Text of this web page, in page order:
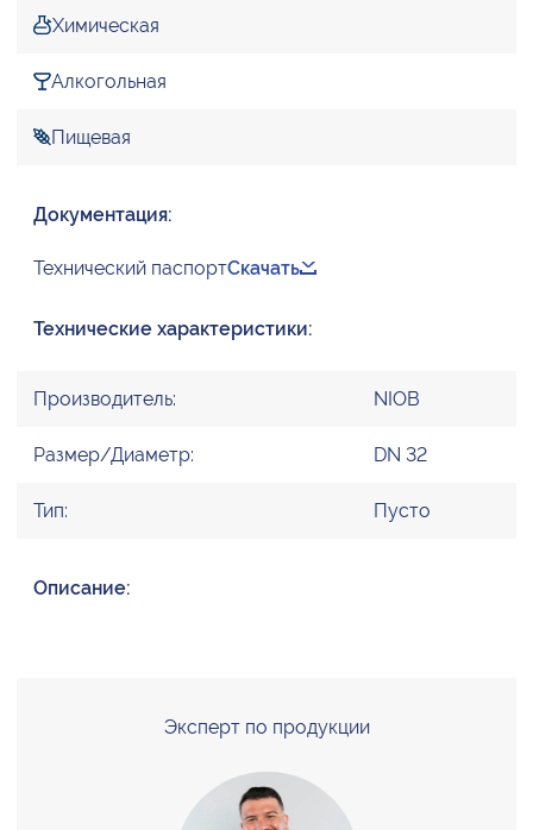
Химическая
Алкогольная
Пищевая
Документация:
Технический паспортСкачать
Технические характеристики:
Производитель: NIOB
Размер/Диаметр: DN 32
Тип: Пусто
Описание:
Эксперт по продукции